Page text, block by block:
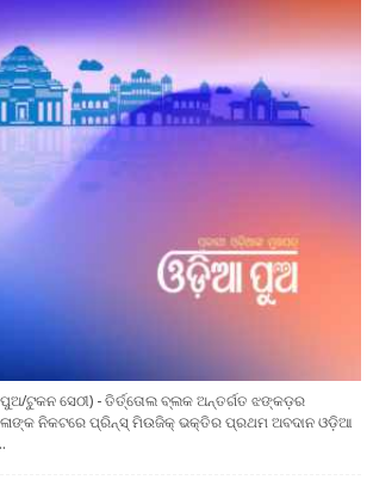
ଟୁକନ ସେଠୀ) - ତିର୍ତ୍ତୋଲ ବ୍ଲକ ଅନ୍ତର୍ଗତ ଝଙ୍କଡ଼ର
ନିକଟରେ ପ୍ରିନ୍ସ୍ ମିଉଜିକ୍ ଭକ୍ତିର ପ୍ରଥମ ଅବଦାନ ଓଡ଼ିଆ